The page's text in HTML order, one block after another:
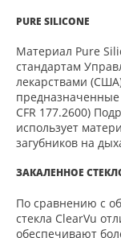
PURE SILICONE
Материал Pure
стандартам
лекарствами
предназначенные
CFR 177.2600)
использует
загубников на
ЗАКАЛЕННОЕ СТЕКЛО
По сравнению с
стекла ClearVu
обеспечивают